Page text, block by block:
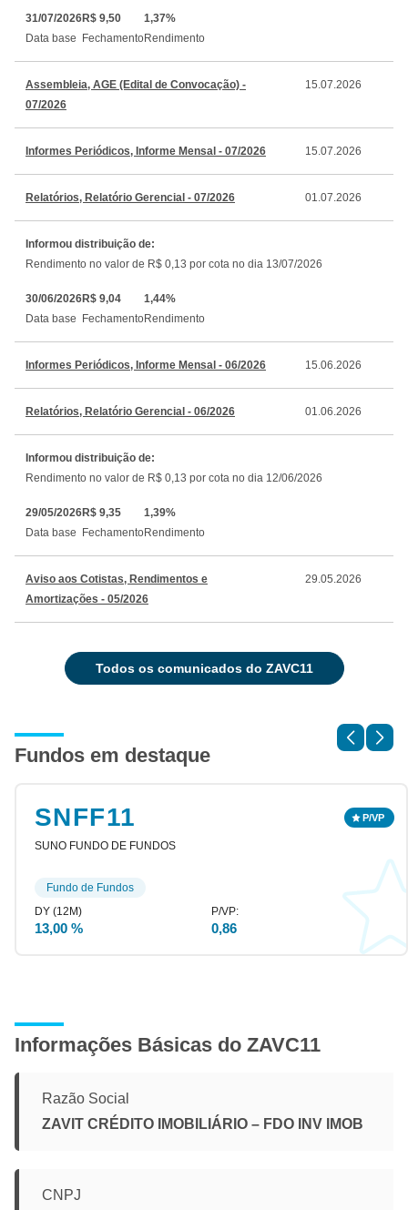
31/07/2026
Data base
R$ 9,50
Fechamento
1,37%
Rendimento
Assembleia, AGE (Edital de Convocação) -
07/2026
15.07.2026
Informes Periódicos, Informe Mensal - 07/2026 15.07.2026
Relatórios, Relatório Gerencial - 07/2026 01.07.2026
Informou distribuição de:
Rendimento no valor de R$ 0,13 por cota no dia 13/07/2026
30/06/2026
Data base
R$ 9,04
Fechamento
1,44%
Rendimento
Informes Periódicos, Informe Mensal - 06/2026 15.06.2026
Relatórios, Relatório Gerencial - 06/2026 01.06.2026
Informou distribuição de:
Rendimento no valor de R$ 0,13 por cota no dia 12/06/2026
29/05/2026
Data base
R$ 9,35
Fechamento
1,39%
Rendimento
Aviso aos Cotistas, Rendimentos e
Amortizações - 05/2026
29.05.2026
todos os comunicados do ZAVC11
Fundos em destaque
SNFF11
SUNO FUNDO DE FUNDOS
13,00 % 0,86
Fundo de Fundos
Informações Básicas do ZAVC11
Razão Social
ZAVIT CRÉDITO IMOBILIÁRIO – FDO INV IMOB
CNPJ